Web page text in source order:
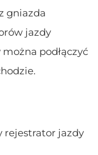
gniazda
jazdy
podłączyć